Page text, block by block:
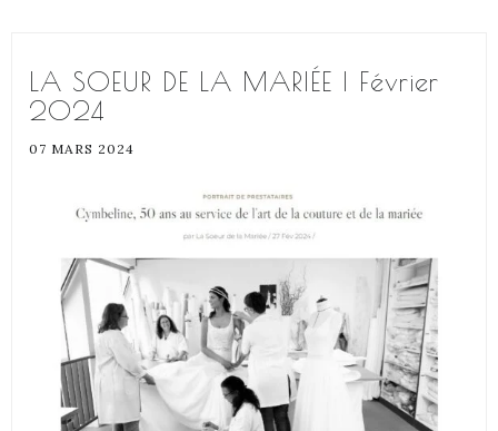
LA SOEUR DE LA MARIÉE | Février
2024
07 MARS 2024